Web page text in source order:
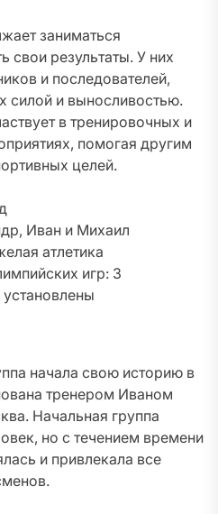
заниматься
свои результаты. У них
и последователей,
силой и выносливостью.
в тренировочных и
помогая другим
целей.
Иван и Михаил
атлетика
игр: 3
начала свою историю в
тренером Иваном
Начальная группа
но с течением времени
и привлекала все